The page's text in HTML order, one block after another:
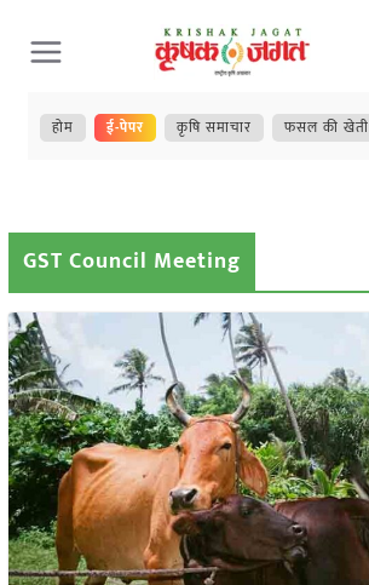
Skip
to
content
होम ई-पेपर कृषि समाचार फसल की खेती
GST Council Meeting